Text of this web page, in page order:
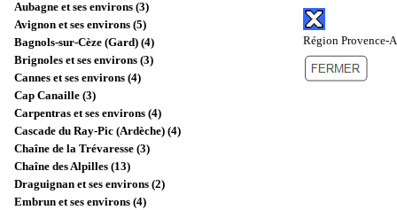
Aubagne et ses environs (3)
Avignon et ses environs (5)
Bagnols-sur-Cèze (Gard) (4)
Brignoles et ses environs (3)
Cannes et ses environs (4)
Cap Canaille (3)
Carpentras et ses environs (4)
Cascade du Ray-Pic (Ardèche) (4)
Chaîne de la Trévaresse (3)
Chaîne des Alpilles (13)
Draguignan et ses environs (2)
Embrun et ses environs (4)
Région Provence-